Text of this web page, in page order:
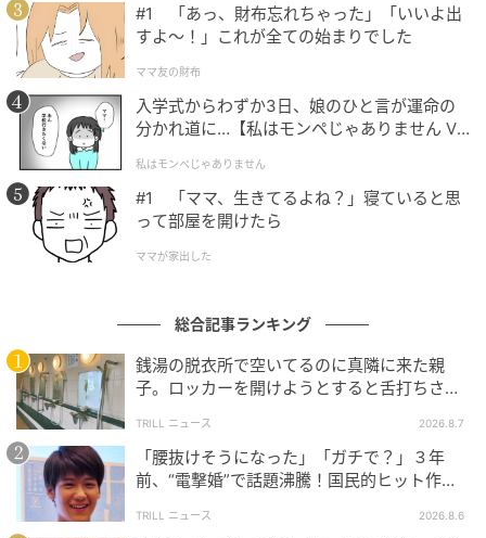
前の話 次の話を読む
モラハラ彼氏とその友人に家を乗っ取られた友
人の末路
クリエイター情報
にちゃん
小さな頃から絵が好きで、コロナ禍をきっかけに漫
画を描きはじめる。職場をはじめ、過去に出会った
びっくりな人達をメインに描き、SNSで発信中。
#1 「あっ、財布忘れちゃった」「いいよ出
すよ〜！」これが全ての始まりでした
ママ友の財布
入学式からわずか3日、娘のひと言が運命の
分かれ道に…【私はモンペじゃありません Vo
私はモンペじゃありません
#1 「ママ、生きてるよね？」寝ていると思
って部屋を開けたら
ママが家出した
総合記事ランキング
銭湯の脱衣所で空いてるのに真隣に来た親
子。ロッカーを開けようとすると舌打ちさ
中で拍手」
TRILL ニュース 2026.8.7
「腰抜けそうになった」「ガチで？」３年
前、“電撃婚”で話題沸騰！国民的ヒット作
TRILL ニュース 2026.8.6